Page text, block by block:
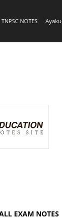
TNPSC NOTES
EXAM NOTES